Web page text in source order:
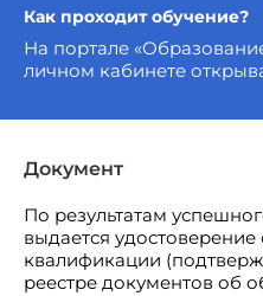
Как проходит обучение?
На портале
личном кабинете
Документ
По результатам
выдается
квалификации
реестре документов